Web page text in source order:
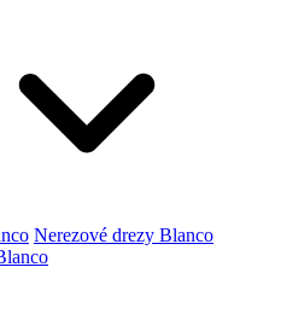
Nerezové drezy Blanco